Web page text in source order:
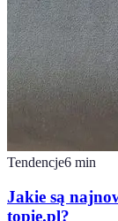
Tendencje6 min
Jakie są
topie.pl?